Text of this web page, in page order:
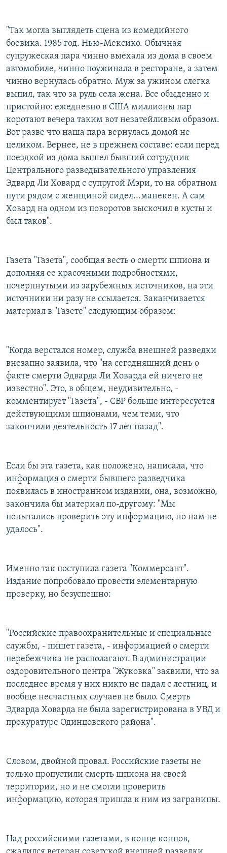
"Так могла выглядеть сцена из комедийного
боевика. 1985 год. Нью-Мексико. Обычная
супружеская пара чинно выехала из дома в своем
автомобиле, чинно поужинала в ресторане, а затем
чинно вернулась обратно. Муж за ужином слегка
выпил, так что за руль села жена. Все обыденно и
пристойно: ежедневно в США миллионы пар
коротают вечера таким вот незатейливым образом.
Вот разве что наша пара вернулась домой не
целиком. Вернее, не в прежнем составе: если перед
поездкой из дома вышел бывший сотрудник
Центрального разведывательного управления
Эдвард Ли Ховард с супругой Мэри, то на обратном
пути рядом с женщиной сидел...манекен. А сам
Ховард на одном из поворотов выскочил в кусты и
был таков".
Газета "Газета", сообщая весть о смерти шпиона и
дополняя ее красочными подробностями,
почерпнутыми из зарубежных источников, на эти
источники ни разу не ссылается. Заканчивается
материал в "Газете" следующим образом:
"Когда верстался номер, служба внешней разведки
внезапно заявила, что "на сегодняшний день о
факте смерти Эдварда Ли Ховарда ей ничего не
известно". Это, в общем, неудивительно, -
комментирует "Газета", - СВР больше интересуется
действующими шпионами, чем теми, что
закончили деятельность 17 лет назад".
Если бы эта газета, как положено, написала, что
информация о смерти бывшего разведчика
появилась в иностранном издании, она, возможно,
закончила бы материал по-другому: "Мы
попытались проверить эту информацию, но нам не
удалось".
Именно так поступила газета "Коммерсант".
Издание попробовало провести элементарную
проверку, но безуспешно:
"Российские правоохранительные и специальные
службы, - пишет газета, - информацией о смерти
перебежчика не располагают. В администрации
оздоровительного центра "Жуковка" заявили, что за
последнее время у них никто не падал с лестниц, и
вообще несчастных случаев не было. Смерть
Эдварда Ховарда не была зарегистрирована в УВД и
прокуратуре Одинцовского района".
Словом, двойной провал. Российские газеты не
только пропустили смерть шпиона на своей
территории, но и не смогли проверить
информацию, которая пришла к ним из заграницы.
Над российскими газетами, в конце концов,